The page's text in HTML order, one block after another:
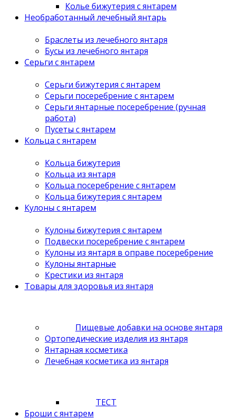
Колье бижутерия с янтарем
Необработанный лечебный янтарь
Браслеты из лечебного янтаря
Бусы из лечебного янтаря
Серьги с янтарем
Серьги бижутерия с янтарем
Серьги посеребрение с янтарем
Серьги янтарные посеребрение (ручная
работа)
Пусеты с янтарем
Кольца с янтарем
Кольца бижутерия
Кольца из янтаря
Кольца посеребрение с янтарем
Кольца бижутерия с янтарем
Кулоны с янтарем
Кулоны бижутерия с янтарем
Подвески посеребрение с янтарем
Кулоны из янтаря в оправе посеребрение
Кулоны янтарные
Крестики из янтаря
Товары для здоровья из янтаря
Пищевые добавки на основе янтаря
Ортопедические изделия из янтаря
Янтарная косметика
Лечебная косметика из янтаря
ТЕСТ
Броши с янтарем